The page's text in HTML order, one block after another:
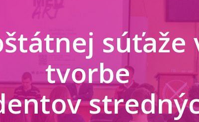
súťaže
tvorbe